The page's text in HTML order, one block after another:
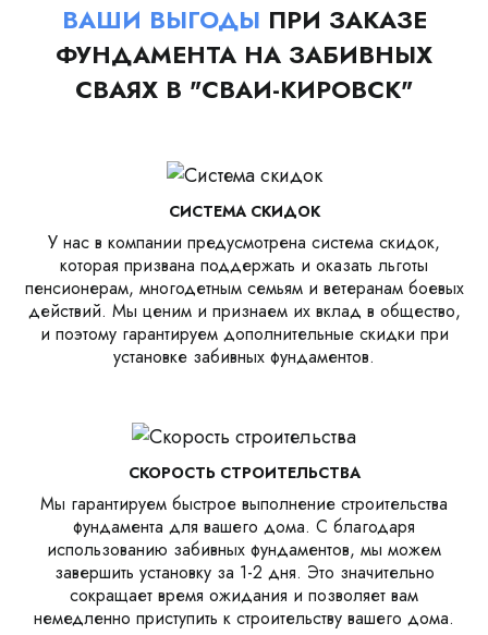
ВАШИ ВЫГОДЫ ПРИ ЗАКАЗЕ
ФУНДАМЕНТА НА ЗАБИВНЫХ
СВАЯХ В "СВАИ-КИРОВСК"
СИСТЕМА СКИДОК
У нас в компании предусмотрена система скидок,
которая призвана поддержать и оказать льготы
пенсионерам, многодетным семьям и ветеранам боевых
действий. Мы ценим и признаем их вклад в общество,
и поэтому гарантируем дополнительные скидки при
установке забивных фундаментов.
СКОРОСТЬ СТРОИТЕЛЬСТВА
Мы гарантируем быстрое выполнение строительства
фундамента для вашего дома. С благодаря
использованию забивных фундаментов, мы можем
завершить установку за 1-2 дня. Это значительно
сокращает время ожидания и позволяет вам
немедленно приступить к строительству вашего дома.